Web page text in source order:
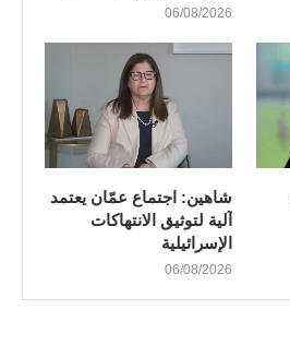
06/08/2026
شاهين: اجتماع عمّان يعتمد
آلية لتوثيق الانتهاكات
الإسرائيلية
06/08/2026